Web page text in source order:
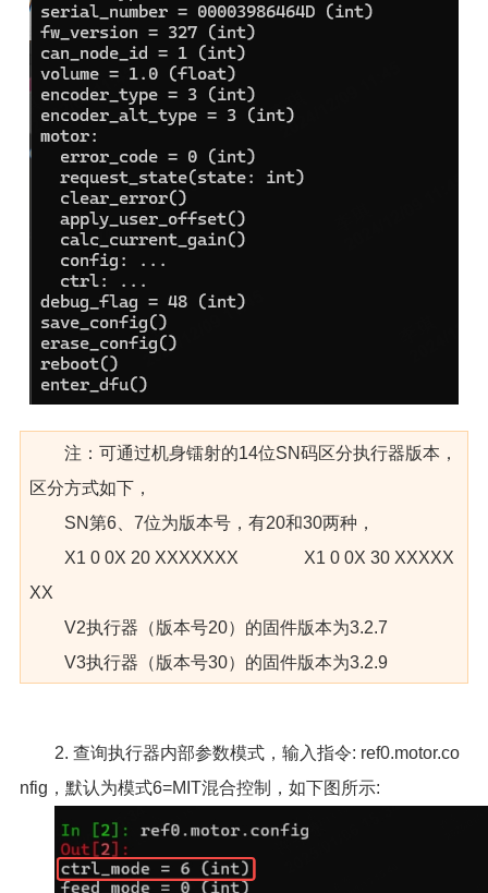
注：可通过机身镭射的14位SN码区分执行器版本，
区分方式如下，
SN第6、7位为版本号，有20和30两种，
X1 0 0X 20 XXXXXXX X1 0 0X 30 XXXXX
XX
V2执行器（版本号20）的固件版本为3.2.7
V3执行器（版本号30）的固件版本为3.2.9
2. 查询执行器内部参数模式，输入指令: ref0.motor.co
nfig，默认为模式6=MIT混合控制，如下图所示: